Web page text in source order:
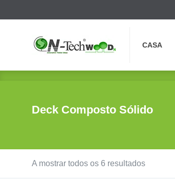
CASA
Deck Composto Sólido
A mostrar todos os 6 resultados